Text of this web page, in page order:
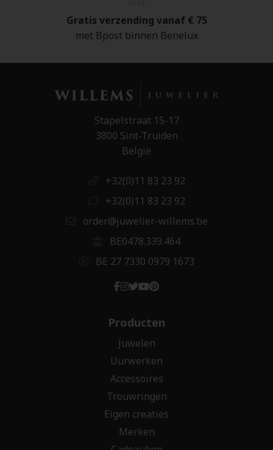
Gratis verzending vanaf € 75
met Bpost binnen Benelux
Stapelstraat 15-17
3800 Sint-Truiden
België
+32(0)11 83 23 92
+32(0)11 83 23 92
order@juwelier-willems.be
BE0478.339.464
BE 27 7330 0979 1673
Producten
Juwelen
Uurwerken
Accessoires
Trouwringen
Eigen creaties
Merken